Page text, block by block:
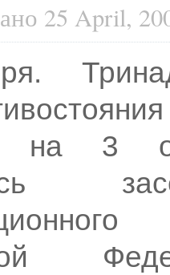
25 April,
на 3